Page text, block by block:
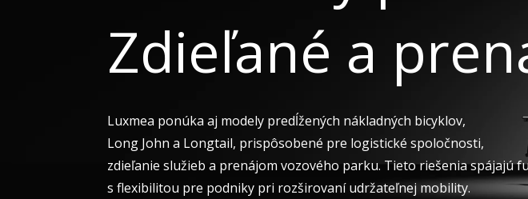
Zdieľané a
Luxmea ponúka aj modely predĺžených nákladných bicyklov,
Long John a Longtail, prispôsobené pre logistické spoločnosti,
zdieľanie služieb a prenájom vozového parku. Tieto riešenia spájajú
s flexibilitou pre podniky pri rozširovaní udržateľnej mobility.